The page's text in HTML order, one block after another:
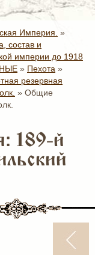
Империя. »
состав и
империи до 1918
» Пехота »
резервная
» Общие
189-й